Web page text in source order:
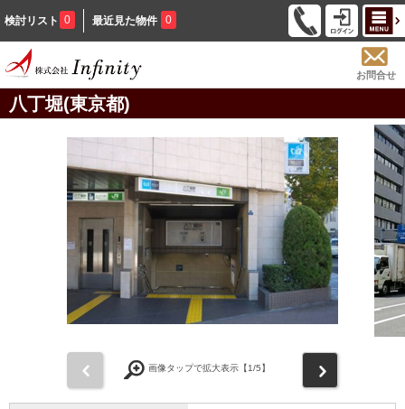
検討リスト 0 最近見た物件 0
お問合せ
八丁堀(東京都)
画像タップで拡大表示【1/5】